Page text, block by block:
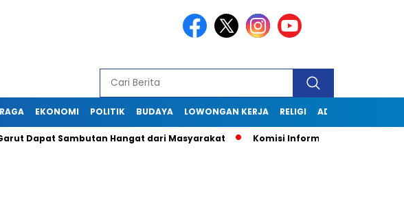
EKONOMI POLITIK BUDAYA LOWONGAN KERJA RELIGI ADVERTORIAL
Sambutan Hangat dari Masyarakat Komisi Informasi Jabar Kunjungi